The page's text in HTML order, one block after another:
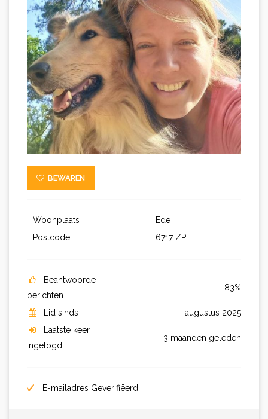
BEWAREN
Woonplaats
Ede
Postcode
6717 ZP
Beantwoorde
berichten
83%
Lid sinds
augustus 2025
Laatste keer
ingelogd
3 maanden geleden
E-mailadres Geverifiëerd